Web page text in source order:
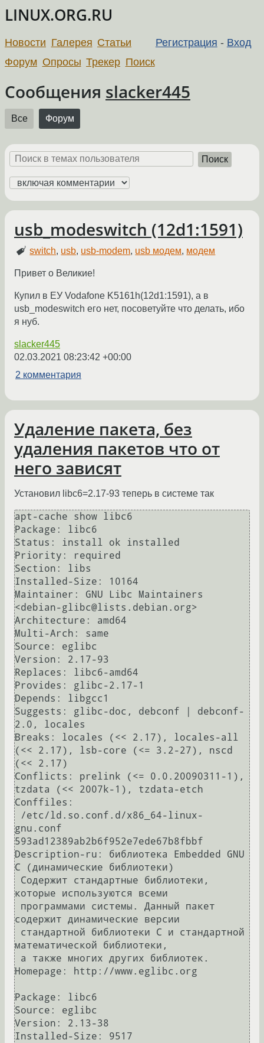
LINUX.ORG.RU
Регистрация - Вход
Новости Галерея Статьи
Форум Опросы Трекер Поиск
Сообщения slacker445
Все Форум
Поиск
usb_modeswitch (12d1:1591)
switch, usb, usb-modem, usb модем, модем
Привет о Великие!
Купил в ЕУ Vodafone K5161h(12d1:1591), а в
usb_modeswitch его нет, посоветуйте что делать, ибо
я нуб.
slacker445
02.03.2021 08:23:42 +00:00
2 комментария
Удаление пакета, без
удаления пакетов что от
него зависят
Установил libc6=2.17-93 теперь в системе так
apt-cache show libc6
Package: libc6
Status: install ok installed
Priority: required
Section: libs
Installed-Size: 10164
Maintainer: GNU Libc Maintainers
<debian-glibc@lists.debian.org>
Architecture: amd64
Multi-Arch: same
Source: eglibc
Version: 2.17-93
Replaces: libc6-amd64
Provides: glibc-2.17-1
Depends: libgcc1
Suggests: glibc-doc, debconf | debconf-
2.0, locales
Breaks: locales (<< 2.17), locales-all
(<< 2.17), lsb-core (<= 3.2-27), nscd
(<< 2.17)
Conflicts: prelink (<= 0.0.20090311-1),
tzdata (<< 2007k-1), tzdata-etch
Conffiles:
gnu.conf
593ad12389ab2b6f952e7ede67b8fbbf
Description-ru: библиотека Embedded GNU
C (динамические библиотеки)
которые используются всеми
содержит динамические версии
математической библиотеки,
Homepage: http://www.eglibc.org
Package: libc6
Source: eglibc
Version: 2.13-38
Installed-Size: 9517